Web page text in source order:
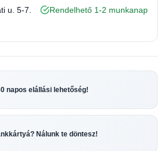
u. 5-7.
Rendelhető 1-2 munkanap
napos elállási lehetőség!
Nálunk te döntesz!